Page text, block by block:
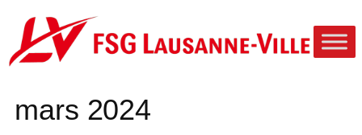
Aller
contenu
mars 2024